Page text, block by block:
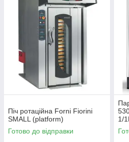
Піч ротаційна Forni Fiorini
SMALL (platform)
Готово до відправки
1/